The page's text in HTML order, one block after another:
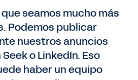
seamos mucho más
Podemos publicar
nuestros anuncios
o LinkedIn. Eso
haber un equipo